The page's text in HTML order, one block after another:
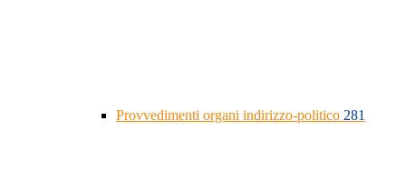
Provvedimenti organi indirizzo-politico 281